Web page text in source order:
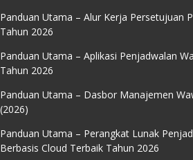
Panduan Utama – Alur Kerja Persetujuan
Tahun 2026
Panduan Utama – Aplikasi Penjadwalan
Tahun 2026
Panduan Utama – Dasbor Manajemen
(2026)
Panduan Utama – Perangkat Lunak
Berbasis Cloud Terbaik Tahun 2026